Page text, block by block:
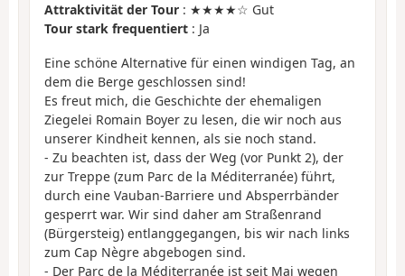
Attraktivität der Tour : ★★★★☆ Gut
Tour stark frequentiert : Ja
Eine schöne Alternative für einen windigen Tag, an
dem die Berge geschlossen sind!
Es freut mich, die Geschichte der ehemaligen
Ziegelei Romain Boyer zu lesen, die wir noch aus
unserer Kindheit kennen, als sie noch stand.
- Zu beachten ist, dass der Weg (vor Punkt 2), der
zur Treppe (zum Parc de la Méditerranée) führt,
durch eine Vauban-Barriere und Absperrbänder
gesperrt war. Wir sind daher am Straßenrand
(Bürgersteig) entlanggegangen, bis wir nach links
zum Cap Nègre abgebogen sind.
- Der Parc de la Méditerranée ist seit Mai wegen